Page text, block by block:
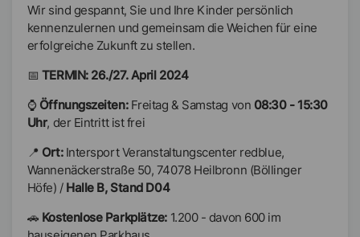
Wir sind gespannt, Sie und Ihre Kinder persönlich
kennenzulernen und gemeinsam die Weichen für eine
erfolgreiche Zukunft zu stellen.
📅 TERMIN: 26./27. April 2024
⌚ Öffnungszeiten:Freitag & Samstag von 08:30 - 15:30
Uhr, der Eintritt ist frei
📍 Ort:Intersport Veranstaltungscenter redblue,
Wannenäckerstraße 50, 74078 Heilbronn (Böllinger
Höfe) / Halle B, Stand D04
🚗 Kostenlose Parkplätze:1.200 - davon 600 im